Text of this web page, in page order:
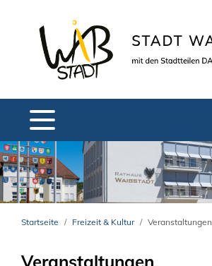
Startseite Freizeit & Kultur Veranstaltungen
Veranstaltungen